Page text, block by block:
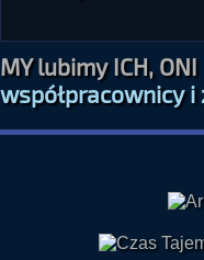
MY lubimy ICH,
współpracownicy